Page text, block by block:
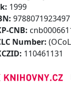
1999
9788071923497
CNB:
Number:
110461131